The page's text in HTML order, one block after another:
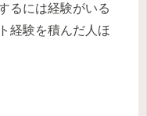
るには経験がいる
経験を積んだ人ほ